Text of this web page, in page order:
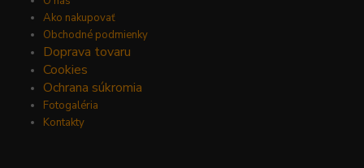
Ako nakupovať
Obchodné podmienky
Doprava tovaru
Cookies
Ochrana súkromia
Fotogaléria
Kontakty